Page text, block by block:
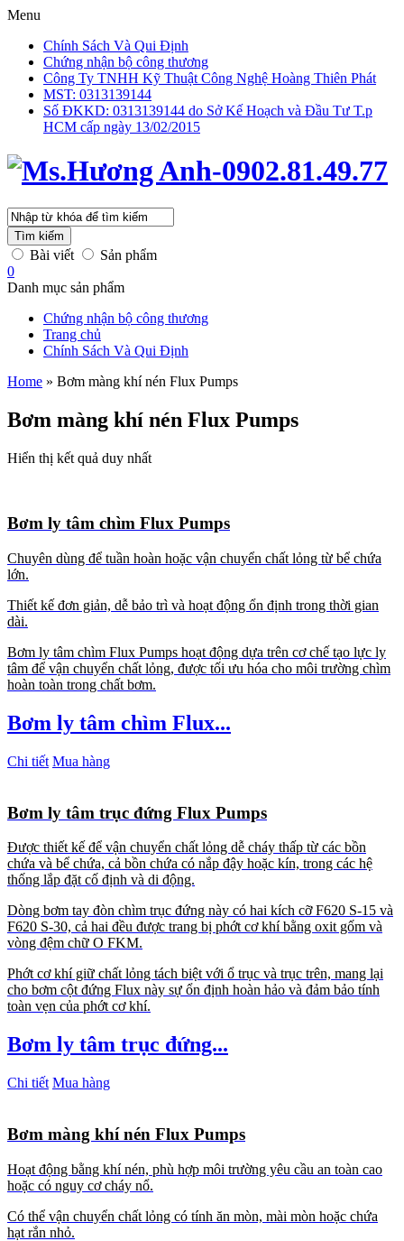
Menu
Chính Sách Và Qui Định
Chứng nhận bộ công thương
Công Ty TNHH Kỹ Thuật Công Nghệ Hoàng Thiên Phát
MST: 0313139144
Số ĐKKD: 0313139144 do Sở Kế Hoạch và Đầu Tư T.p
HCM cấp ngày 13/02/2015
Tìm kiếm
Bài viết
Sản phẩm
0
Danh mục sản phẩm
Chứng nhận bộ công thương
Trang chủ
Chính Sách Và Qui Định
Home » Bơm màng khí nén Flux Pumps
Bơm màng khí nén Flux Pumps
Hiển thị kết quả duy nhất
Bơm ly tâm chìm Flux Pumps
Chuyên dùng để tuần hoàn hoặc vận chuyển chất lỏng từ bể chứa
lớn.
Thiết kế đơn giản, dễ bảo trì và hoạt động ổn định trong thời gian
dài.
Bơm ly tâm chìm Flux Pumps hoạt động dựa trên cơ chế tạo lực ly
tâm để vận chuyển chất lỏng, được tối ưu hóa cho môi trường chìm
hoàn toàn trong chất bơm.
Bơm ly tâm chìm Flux...
Chi tiết Mua hàng
Bơm ly tâm trục đứng Flux Pumps
Được thiết kế để vận chuyển chất lỏng dễ cháy thấp từ các bồn
chứa và bể chứa, cả bồn chứa có nắp đậy hoặc kín, trong các hệ
thống lắp đặt cố định và di động.
Dòng bơm tay đòn chìm trục đứng này có hai kích cỡ F620 S-15 và
F620 S-30, cả hai đều được trang bị phớt cơ khí bằng oxit gốm và
vòng đệm chữ O FKM.
Phớt cơ khí giữ chất lỏng tách biệt với ổ trục và trục trên, mang lại
cho bơm cột đứng Flux này sự ổn định hoàn hảo và đảm bảo tính
toàn vẹn của phớt cơ khí.
Bơm ly tâm trục đứng...
Chi tiết Mua hàng
Bơm màng khí nén Flux Pumps
Hoạt động bằng khí nén, phù hợp môi trường yêu cầu an toàn cao
hoặc có nguy cơ cháy nổ.
Có thể vận chuyển chất lỏng có tính ăn mòn, mài mòn hoặc chứa
hạt rắn nhỏ.